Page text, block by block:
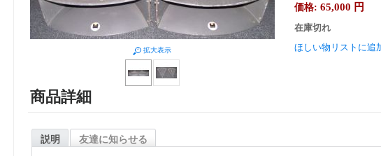
拡大表示
価格: 65,000 円
在庫切れ
ほしい物リストに追
商品詳細
説明 友達に知らせる